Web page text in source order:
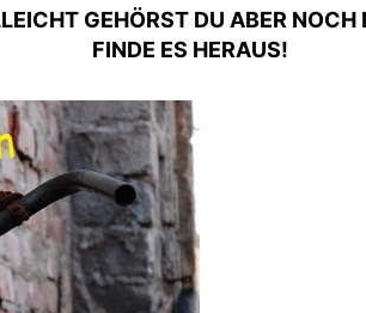
GEHÖRST DU ABER
FINDE ES HERAUS!